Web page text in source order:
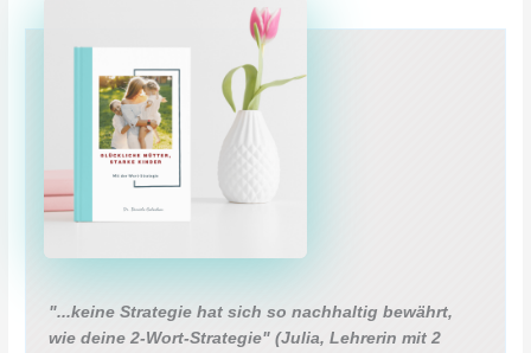
"...keine Strategie hat sich so nachhaltig bewährt,
wie deine 2-Wort-Strategie"(Julia, Lehrerin mit 2